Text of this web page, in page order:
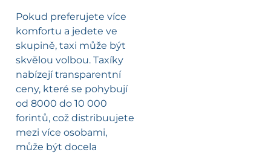
Pokud preferujete více
komfortu a jedete ve
skupině, taxi může být
skvělou volbou. Taxíky
nabízejí transparentní
ceny, které se pohybují
od 8000 do 10 000
forintů, což distribuujete
mezi více osobami,
může být docela